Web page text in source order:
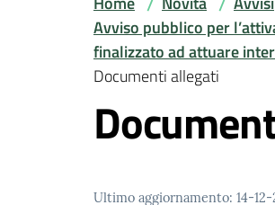
Avviso pubblico per
finalizzato ad attuare
Documenti allegati
Ultimo aggiornamento: 14-